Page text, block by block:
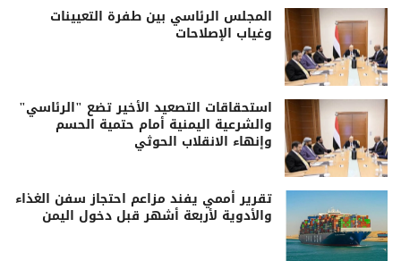
المجلس الرئاسي بين طفرة التعيينات
وغياب الإصلاحات
استحقاقات التصعيد الأخير تضع "الرئاسي"
والشرعية اليمنية أمام حتمية الحسم
وإنهاء الانقلاب الحوثي
تقرير أممي يفند مزاعم احتجاز سفن الغذاء
والأدوية لأربعة أشهر قبل دخول اليمن